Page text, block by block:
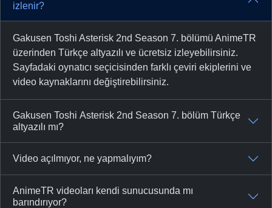
izlenir?
Gakusen Toshi Asterisk 2nd Season 7. bölümü AnimeTR
üzerinden Türkçe altyazılı ve ücretsiz izleyebilirsiniz.
Sayfadaki oynatıcı seçicisinden farklı çeviri ekiplerini ve
video kaynaklarını değiştirebilirsiniz.
Gakusen Toshi Asterisk 2nd Season 7. bölüm Türkçe
altyazılı mı?
Video açılmıyor, ne yapmalıyım?
AnimeTR videoları kendi sunucusunda mı
barındırıyor?